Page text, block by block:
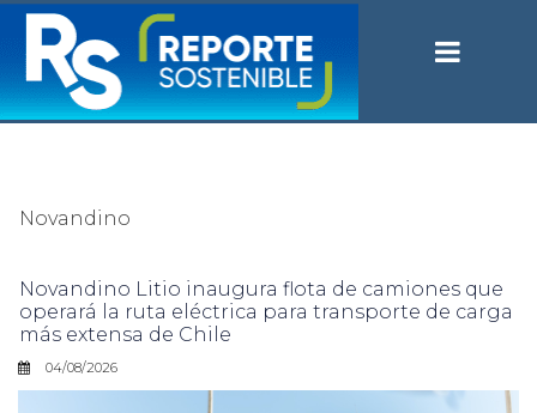
Novandino
Novandino Litio inaugura flota de camiones que
operará la ruta eléctrica para transporte de carga
más extensa de Chile
04/08/2026